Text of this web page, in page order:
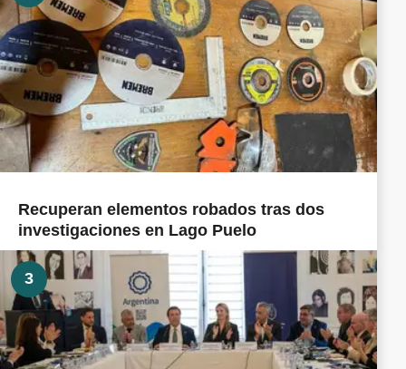
Recuperan elementos robados tras dos
investigaciones en Lago Puelo
3